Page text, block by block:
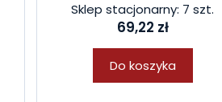
Sklep stacjonarny: 7 szt.
69,22 zł
Do koszyka